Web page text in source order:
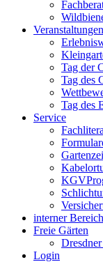
Veranstaltungen
Tag der
Tag des
Tag des
Service
interner Bereich
Freie Gärten
Login